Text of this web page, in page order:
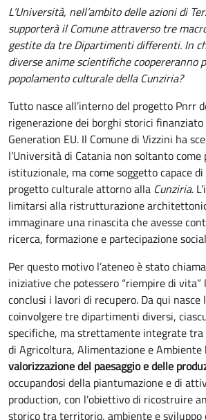
L’Università, nell’ambito delle azioni di
supporterà il Comune attraverso tre
gestite da tre Dipartimenti differenti. In
diverse anime scientifiche coopereranno
popolamento culturale della Cunziria?
Tutto nasce all’interno del progetto Pnrr
rigenerazione dei borghi storici
Generation EU. Il Comune di Vizzini ha
l’Università di Catania non soltanto
istituzionale, ma come soggetto capace
progetto culturale attorno alla Cunziria.
limitarsi alla ristrutturazione
immaginare una rinascita che avesse
ricerca, formazione e partecipazione
Per questo motivo l’ateneo è stato
iniziative che potessero “riempire di
conclusi i lavori di recupero. Da qui nasce
coinvolgere tre dipartimenti diversi,
specifiche, ma strettamente integrate
di Agricoltura, Alimentazione e
valorizzazione del paesaggio e delle
occupandosi della piantumazione e di
production, con l’obiettivo di ricostruire
storico tra territorio, ambiente e sviluppo